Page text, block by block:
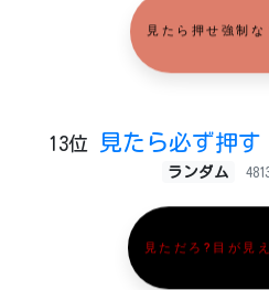
見たら押せ強制な
13位 見たら必ず押
ランダム
見ただろ?目が見